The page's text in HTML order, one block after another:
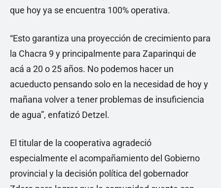
que hoy ya se encuentra 100% operativa.
“Esto garantiza una proyección de crecimiento para
la Chacra 9 y principalmente para Zaparinqui de
acá a 20 o 25 años. No podemos hacer un
acueducto pensando solo en la necesidad de hoy y
mañana volver a tener problemas de insuficiencia
de agua”, enfatizó Detzel.
El titular de la cooperativa agradeció
especialmente el acompañamiento del Gobierno
provincial y la decisión política del gobernador